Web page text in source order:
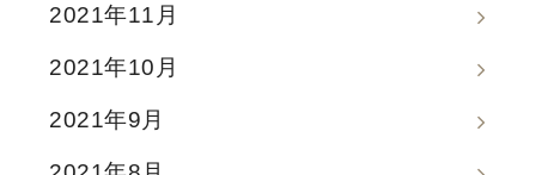
2021年11月
2021年10月
2021年9月